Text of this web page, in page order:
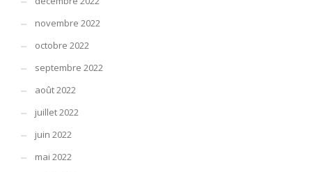
novembre 2022
octobre 2022
septembre 2022
août 2022
juillet 2022
juin 2022
mai 2022